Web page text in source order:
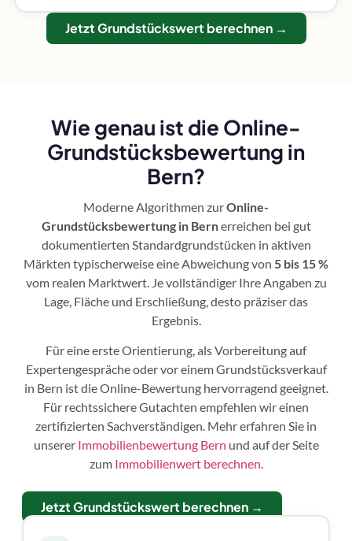
Jetzt Grundstückswert berechnen →
Wie genau ist die Online-
Grundstücksbewertung in
Bern?
Moderne Algorithmen zurOnline-
Grundstücksbewertung in Bernerreichen bei gut
dokumentierten Standardgrundstücken in aktiven
Märkten typischerweise eine Abweichung von 5 bis 15 %
vom realen Marktwert. Je vollständiger Ihre Angaben zu
Lage, Fläche und Erschließung, desto präziser das
Ergebnis.
Für eine erste Orientierung, als Vorbereitung auf
Expertengespräche oder vor einem Grundstücksverkauf
in Bern ist die Online-Bewertung hervorragend geeignet.
Für rechtssichere Gutachten empfehlen wir einen
zertifizierten Sachverständigen. Mehr erfahren Sie in
unserer Immobilienbewertung Bern und auf der Seite
zum Immobilienwert berechnen.
Jetzt Grundstückswert berechnen →